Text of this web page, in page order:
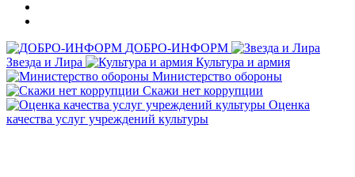
ДОБРО-ИНФОРМ
Звезда и Лира
Культура и армия
Министерство обороны
Скажи нет коррупции
Оценка
качества услуг учреждений культуры